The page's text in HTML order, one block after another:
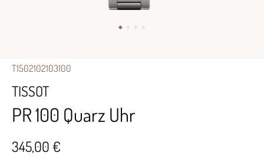
T1502102103100
TISSOT
PR 100 Quarz Uhr
345,00 €